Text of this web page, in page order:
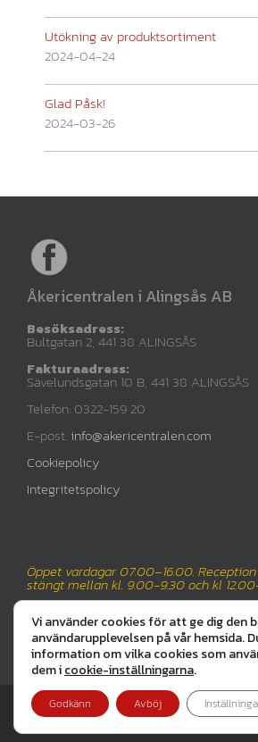
Utökning av produktsortiment
2024-04-24
Glad Påsk!
2024-03-26
Åkericentralen i Alingsås AB
Besöksadress:
Bultgatan 2, 441 38 ALINGSÅS
Fakturaadress:
Sävelundsgatan 10 B, 441 38 ALINGSÅS
Telefon: 0322-159 20
E-post: info@akericentralen.com
Cookiepolicy
Integritetspolicy
Öppet vardagar 07.00–16.00.
stängt mellan kl. 9.00-9.30 och kl
Copyright 2025 Åkericentralen Alingsås AB | All
Vi använder cookies för att ge dig den
användarupplevelsen på vår hemsida.
information om vilka cookies som
dem icookie-inställningarna.
Godkänn Avböj